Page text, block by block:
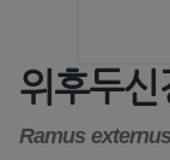
위후두신
Ramus